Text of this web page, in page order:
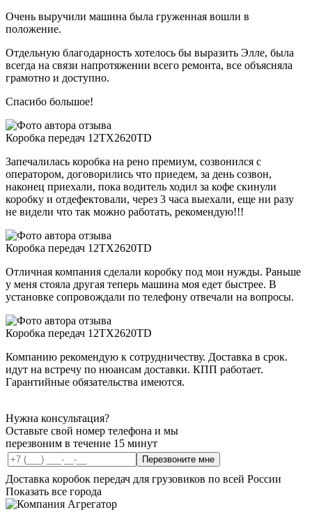
Очень выручили машина была груженная вошли в
положение.
Отдельную благодарность хотелось бы выразить Элле, была
всегда на связи напротяжении всего ремонта, все объясняла
грамотно и доступно.
Спасибо большое!
Коробка передач 12TX2620TD
Запечалилась коробка на рено премиум, созвонился с
оператором, договорились что приедем, за день созвон,
наконец приехали, пока водитель ходил за кофе скинули
коробку и отдефектовали, через 3 часа выехали, еще ни разу
не видели что так можно работать, рекомендую!!!
Коробка передач 12TX2620TD
Отличная компания сделали коробку под мои нужды. Раньше
у меня стояла другая теперь машина моя едет быстрее. В
установке сопровождали по телефону отвечали на вопросы.
Коробка передач 12TX2620TD
Компанию рекомендую к сотрудничеству. Доставка в срок.
идут на встречу по нюансам доставки. КПП работает.
Гарантийные обязательства имеются.
Нужна консультация?
Оставьте свой номер телефона и мы
перезвоним в течение 15 минут
Перезвоните мне
Доставка коробок передач для грузовиков по всей России
Показать все города